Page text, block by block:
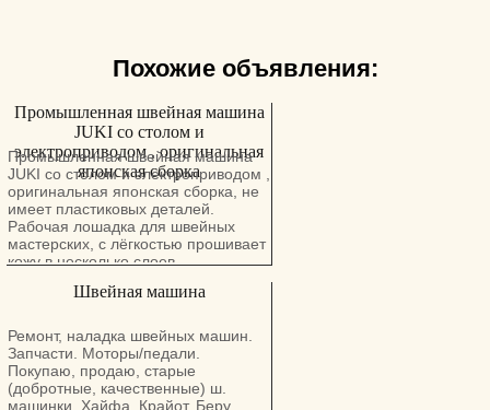
Похожие объявления:
Промышленная швейная машина
JUKI со столом и
электроприводом , оригинальная
японская сборка
Промышленная швейная машина
JUKI со столом и электроприводом ,
оригинальная японская сборка, не
имеет пластиковых деталей.
Рабочая лошадка для швейных
мастерских, с лёгкостью прошивает
кожу в несколько слоев,
лет в одних руках в домашних
готова к любым испытаниям. Есть
возможность дешёвой доставки в
любую точку страны после оплаты
на месте. Цена: 1499 шекелей.
Тел.: 0508431803. Можно звонить в
Швейная машина
Ремонт, наладка швейных машин.
Запчасти. Моторы/педали.
Покупаю, продаю, старые
(добротные, качественные) ш.
машинки. Хайфа, Крайот. Беру